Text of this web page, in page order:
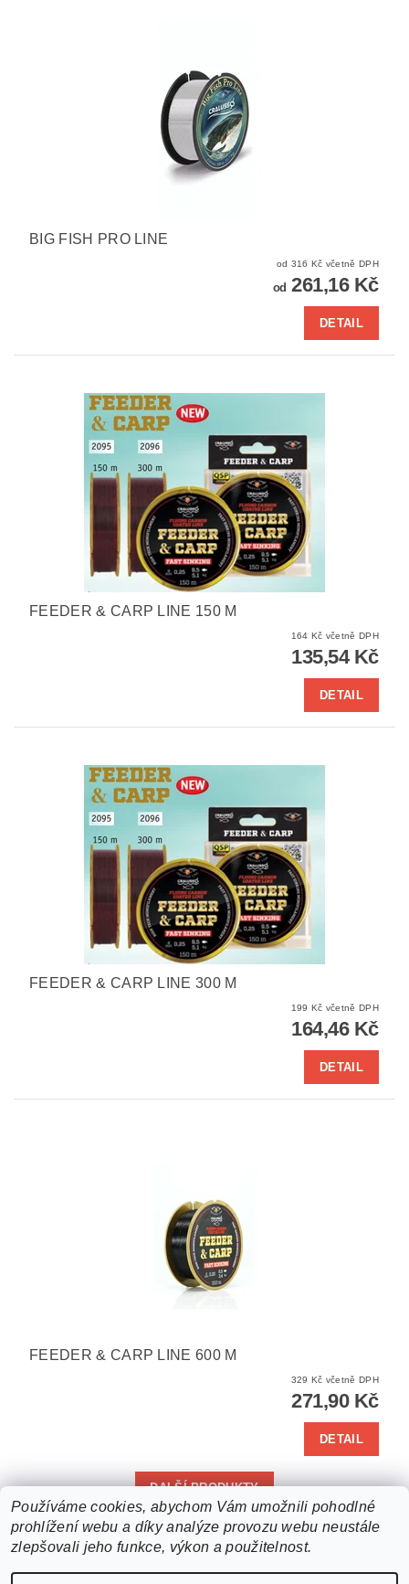
BIG FISH PRO LINE
od 316 Kč včetně DPH
od 261,16 Kč
DETAIL
FEEDER & CARP LINE 150 M
164 Kč včetně DPH
135,54 Kč
DETAIL
FEEDER & CARP LINE 300 M
199 Kč včetně DPH
164,46 Kč
DETAIL
FEEDER & CARP LINE 600 M
329 Kč včetně DPH
271,90 Kč
DETAIL
DALŠÍ PRODUKTY
1 2
Používáme cookies, abychom Vám umožnili pohodlné
prohlížení webu a díky analýze provozu webu neustále
zlepšovali jeho funkce, výkon a použitelnost.